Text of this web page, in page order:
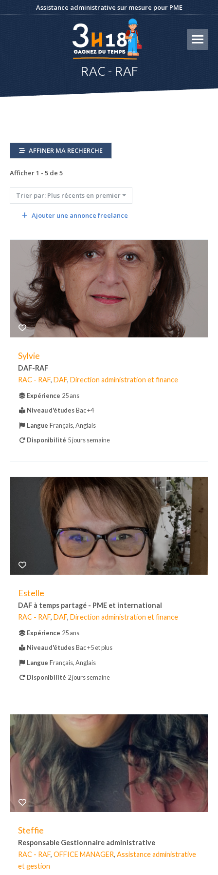
Assistance administrative sur mesure pour PME
RAC - RAF
AFFINER MA RECHERCHE
Afficher 1 - 5 de 5
Trier par: Plus récents en premier
Ajouter une annonce freelance
Sylvie
DAF-RAF
RAC - RAF, DAF, Direction administration et finance
Expérience 25 ans
Niveau d'étudesBac +4
Langue Français, Anglais
Disponibilité 5 jours semaine
Estelle
DAF à temps partagé - PME et international
RAC - RAF, DAF, Direction administration et finance
Expérience 25 ans
Niveau d'études Bac +5 et plus
Langue Français, Anglais
Disponibilité 2 jours semaine
Steffie
Responsable Gestionnaire administrative
RAC - RAF, OFFICE MANAGER, Assistance administrative
et gestion